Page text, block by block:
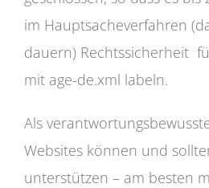
im Hauptsacheverfahren
dauern) Rechtssicherheit
mit age-de.xml labeln.
Als
Websites können und
unterstützen – am besten